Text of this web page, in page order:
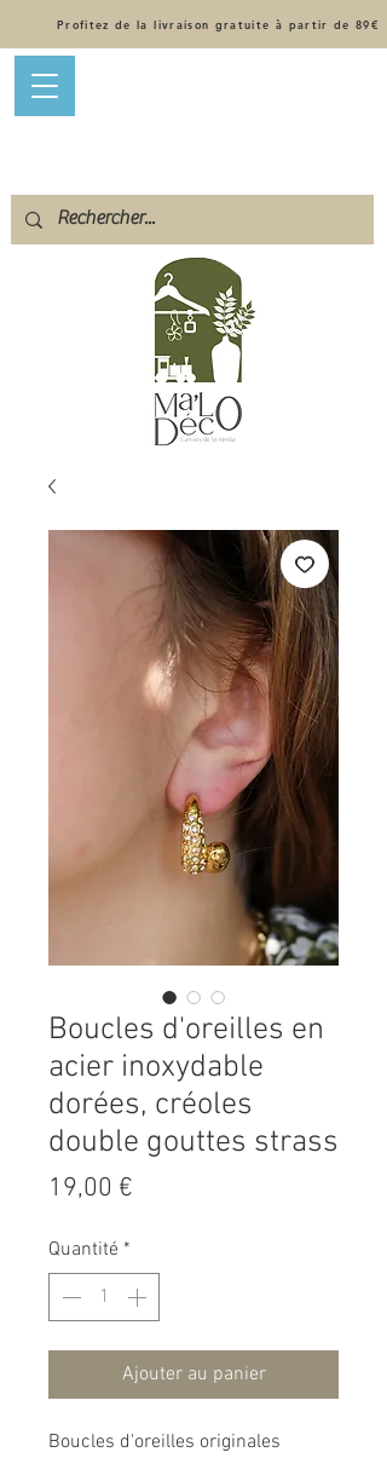
Profitez de la livraison gratuite à partir de 89€
Boucles d'oreilles en
acier inoxydable
dorées, créoles
double gouttes strass
19,00 €
Quantité *
Ajouter au panier
Boucles d'oreilles originales